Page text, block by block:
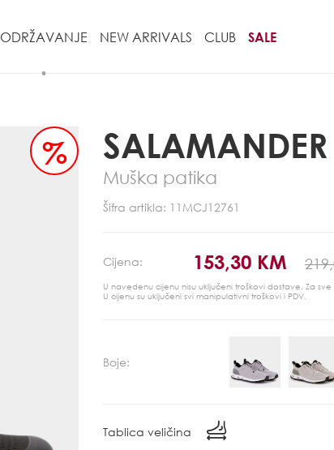
ODRŽAVANJE NEW ARRIVALS CLUB SALE
% SALAMANDER
Muška patika
Šifra artikla: 11MCJ12761
Cijena: 153,30 KM
U navedenu cijenu nisu uključeni troškovi dostave. Za
U cijenu su uključeni svi manipulativni troškovi i PDV.
Boje:
Tablica veličina